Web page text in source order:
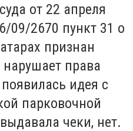
от 22 апреля
09/2670 пункт 31 о
признан
права
идея с
парковочной
чеки, нет.